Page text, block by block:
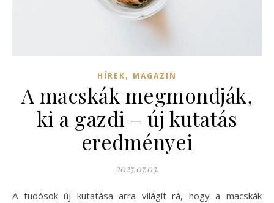
HÍREK, MAGAZIN
A macskák megmondják,
ki a gazdi – új kutatás
eredményei
2025.07.03.
A tudósok új kutatása arra világít rá, hogy a macskák